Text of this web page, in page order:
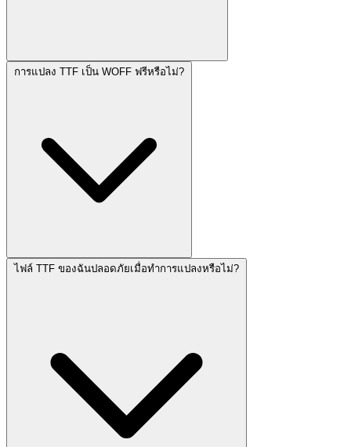
การแปลง TTF เป็น WOFF ฟรีหรือไม่?
ไฟล์ TTF ของฉันปลอดภัยเมื่อทำการแปลงหรือไม่?